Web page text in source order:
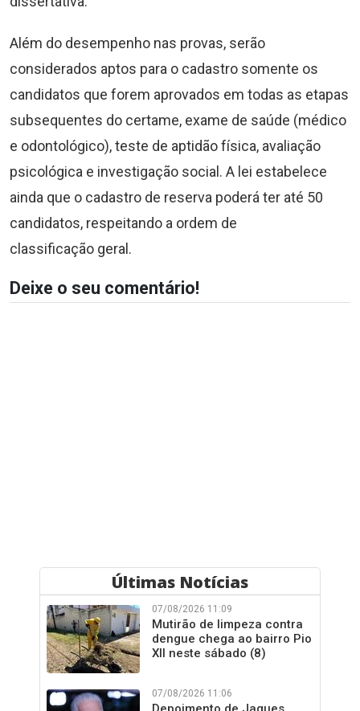
Além do desempenho nas provas, serão
considerados aptos para o cadastro somente os
candidatos que forem aprovados em todas as etapas
subsequentes do certame, exame de saúde (médico
e odontológico), teste de aptidão física, avaliação
psicológica e investigação social. A lei estabelece
ainda que o cadastro de reserva poderá ter até 50
candidatos, respeitando a ordem de
classificação geral.
Deixe o seu comentário!
Últimas Notícias
07/08/2026 11:09
Mutirão de limpeza contra
dengue chega ao bairro Pio
XII neste sábado (8)
07/08/2026 11:06